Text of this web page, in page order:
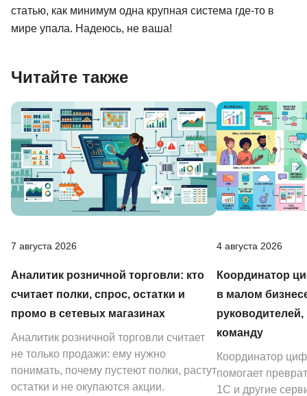
статью, как минимум одна крупная система где-то в
мире упала. Надеюсь, не ваша!
Читайте также
7 августа 2026
Аналитик розничной торговли: кто
считает полки, спрос, остатки и
промо в сетевых магазинах
Аналитик розничной торговли считает
не только продажи: ему нужно
понимать, почему пустеют полки, растут
остатки и не окупаются акции.
4 августа 2026
Координатор
в малом
команду
Координатор
помогает
1С и другие